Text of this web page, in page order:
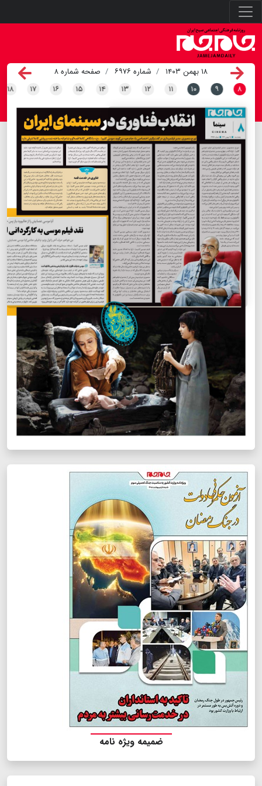
۱۸ بهمن ۱۴۰۳ شماره ۶۹۷۶
صفحه شماره ۸
۸ ۹ ۱۰ ۱۱ ۱۲ ۱۳ ۱۴ ۱۵ ۱۶ ۱۷ ۱۸
ضمیمه ویژه نامه